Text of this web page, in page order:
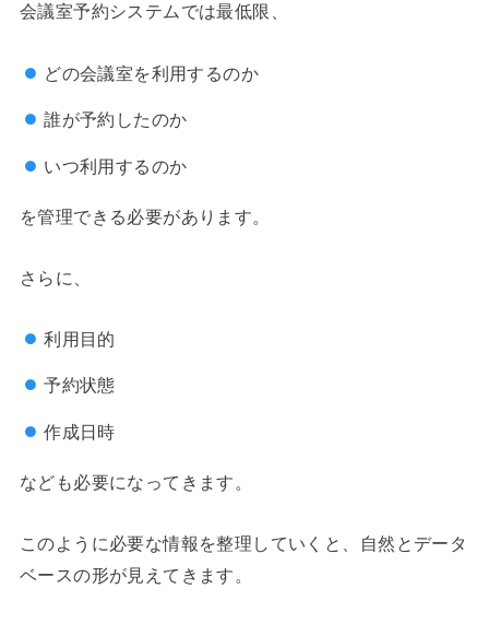
会議室予約システムでは最低限、
どの会議室を利用するのか
誰が予約したのか
いつ利用するのか
を管理できる必要があります。
さらに、
利用目的
予約状態
作成日時
なども必要になってきます。
このように必要な情報を整理していくと、自然とデータ
ベースの形が見えてきます。